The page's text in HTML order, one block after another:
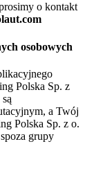
o kontakt
osobowych
Polska Sp. z
a Twój
Polska Sp. z o.
grupy